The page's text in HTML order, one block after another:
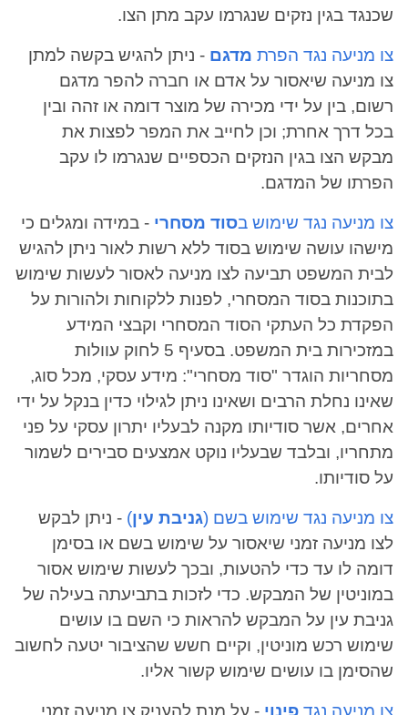
שכנגד בגין נזקים שנגרמו עקב מתן הצו.
צו מניעה נגד הפרת מדגם - ניתן להגיש בקשה למתן
צו מניעה שיאסור על אדם או חברה להפר מדגם
רשום, בין על ידי מכירה של מוצר דומה או זהה ובין
בכל דרך אחרת; וכן לחייב את המפר לפצות את
מבקש הצו בגין הנזקים הכספיים שנגרמו לו עקב
הפרתו של המדגם.
צו מניעה נגד שימוש בסוד מסחרי - במידה ומגלים כי
מישהו עושה שימוש בסוד ללא רשות לאור ניתן להגיש
לבית המשפט תביעה לצו מניעה לאסור לעשות שימוש
בתוכנות בסוד המסחרי, לפנות ללקוחות ולהורות על
הפקדת כל העתקי הסוד המסחרי וקבצי המידע
במזכירות בית המשפט. בסעיף 5 לחוק עוולות
מסחריות הוגדר "סוד מסחרי": מידע עסקי, מכל סוג,
שאינו נחלת הרבים ושאינו ניתן לגילוי כדין בנקל על ידי
אחרים, אשר סודיותו מקנה לבעליו יתרון עסקי על פני
מתחריו, ובלבד שבעליו נוקט אמצעים סבירים לשמור
על סודיותו.
צו מניעה נגד שימוש בשם (גניבת עין) - ניתן לבקש
לצו מניעה זמני שיאסור על שימוש בשם או בסימן
דומה לו עד כדי להטעות, ובכך לעשות שימוש אסור
במוניטין של המבקש. כדי לזכות בתביעתה בעילה של
גניבת עין על המבקש להראות כי השם בו עושים
שימוש רכש מוניטין, וקיים חשש שהציבור יטעה לחשוב
שהסימן בו עושים שימוש קשור אליו.
צו מניעה נגד פינוי - על מנת להעניק צו מניעה זמני